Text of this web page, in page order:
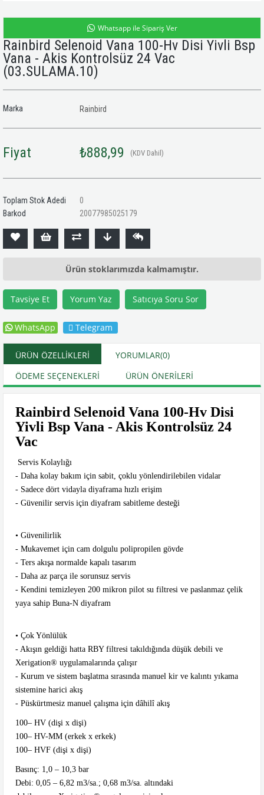
Whatsapp ile Sipariş Ver
Rainbird Selenoid Vana 100-Hv Disi Yivli Bsp
Vana - Akis Kontrolsüz 24 Vac
(03.SULAMA.10)
Marka Rainbird
Fiyat ₺888,99 (KDV Dahil)
Toplam Stok Adedi
0
Barkod
20077985025179
Ürün stoklarımızda kalmamıştır.
Tavsiye Et Yorum Yaz Satıcıya Soru Sor
WhatsApp Telegram
ÜRÜN ÖZELLIKLERI YORUMLAR(0)
ÖDEME SEÇENEKLERI
ÜRÜN ÖNERILERI
Rainbird Selenoid Vana 100-Hv Disi
Yivli Bsp Vana - Akis Kontrolsüz 24
Vac
Servis Kolaylığı
- Daha kolay bakım için sabit, çoklu yönlendirilebilen vidalar
- Sadece dört vidayla diyaframa hızlı erişim
- Güvenilir servis için diyafram sabitleme desteği
• Güvenilirlik
- Mukavemet için cam dolgulu polipropilen gövde
- Ters akışa normalde kapalı tasarım
- Daha az parça ile sorunsuz servis
- Kendini temizleyen 200 mikron pilot su filtresi ve paslanmaz çelik
yaya sahip Buna-N diyafram
• Çok Yönlülük
- Akışın geldiği hatta RBY filtresi takıldığında düşük debili ve
Xerigation® uygulamalarında çalışır
- Kurum ve sistem başlatma sırasında manuel kir ve kalıntı yıkama
sistemine harici akış
- Püskürtmesiz manuel çalışma için dâhilî akış
100– HV (dişi x dişi)
100– HV-MM (erkek x erkek)
100– HVF (dişi x dişi)
Basınç: 1,0 – 10,3 bar
Debi: 0,05 – 6,82 m3/sa.; 0,68 m3/sa. altındaki